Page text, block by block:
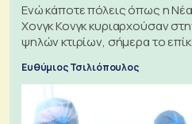
Ενώ κάποτε πόλεις όπως η Νέα
Χονγκ Κονγκ κυριαρχούσαν
ψηλών κτιρίων, σήμερα το
Ευθύμιος Τσιλιόπουλος